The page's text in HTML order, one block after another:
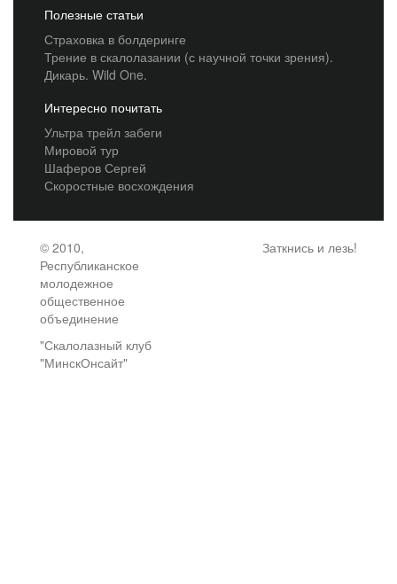
Полезные статьи
Страховка в болдеринге
Трение в скалолазании (с научной точки зрения).
Дикарь. Wild One.
Интересно почитать
Ультра трейл забеги
Мировой тур
Шаферов Сергей
Скоростные восхождения
© 2010,
Республиканское
молодежное
общественное
объединение
"Скалолазный клуб
"МинскОнсайт"
Заткнись и лезь!